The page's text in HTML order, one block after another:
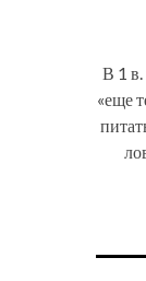
В 1 в.
«еще